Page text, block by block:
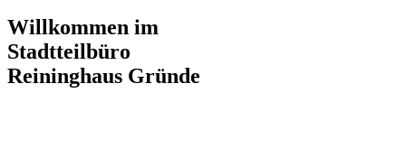
Willkommen im
Stadtteilbüro
Reininghaus Gründe